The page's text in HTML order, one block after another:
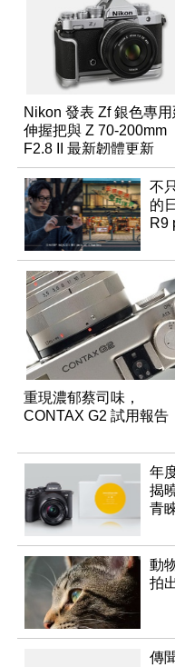
Nikon 發表 Zf 銀色專用
伸握把與 Z 70-200mm
F2.8 II 最新韌體更新
不
的
R9
重現濃郁蔡司味，
CONTAX G2 試用報告
年
揭
青
動
拍
傳